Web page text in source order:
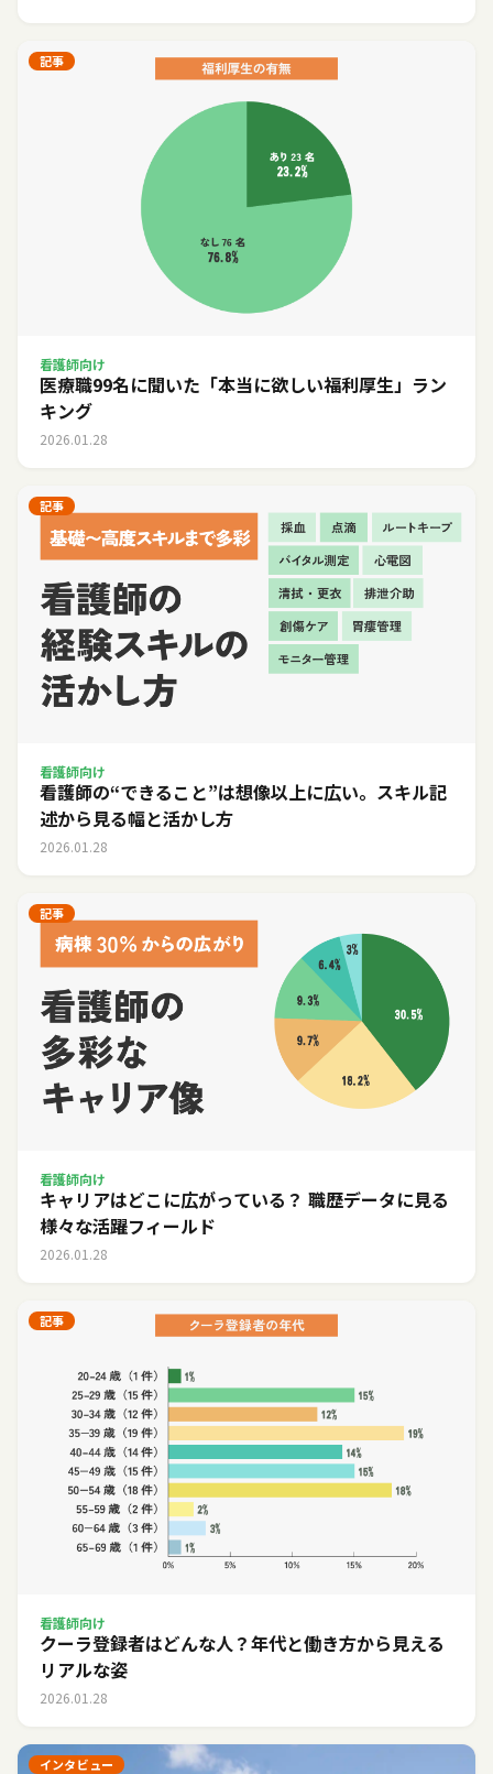
記事
看護師向け
医療職99名に聞いた「本当に欲しい福利厚生」ラン
キング
2026.01.28
記事
看護師向け
看護師の“できること”は想像以上に広い。スキル記
述から見る幅と活かし方
2026.01.28
記事
看護師向け
キャリアはどこに広がっている？ 職歴データに見る
様々な活躍フィールド
2026.01.28
記事
看護師向け
クーラ登録者はどんな人？年代と働き方から見える
リアルな姿
2026.01.28
インタビュー